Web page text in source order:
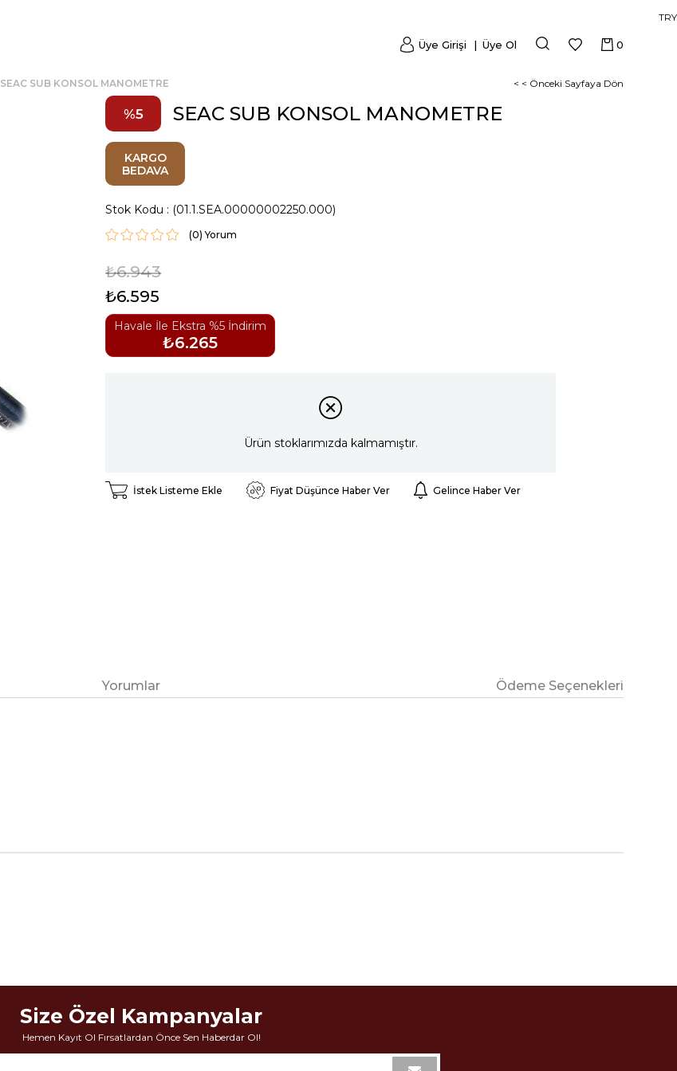
TRY
0
Üye Girişi Üye Ol
SEAC SUB KONSOL MANOMETRE < < Önceki Sayfaya Dön
5 SEAC SUB KONSOL MANOMETRE
KARGO
BEDAVA
Stok Kodu (01.1.SEA.00000002250.000)
(0)
₺6.943
₺6.595
Havale İle Ekstra %5 İndirim
₺6.265
Ürün stoklarımızda kalmamıştır.
İstek Listeme Ekle Fiyat Düşünce Haber Ver Gelince Haber Ver
Yorumlar Ödeme Seçenekleri
Size Özel Kampanyalar
Hemen Kayıt Ol Fırsatlardan Önce Sen Haberdar Ol!